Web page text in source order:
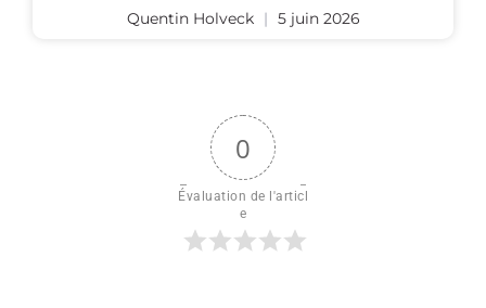
Quentin Holveck 5 juin 2026
0
Évaluation de l'articl
e